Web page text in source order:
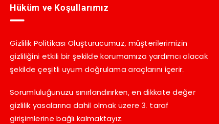
Hüküm ve Koşullarımız
Gizlilik Politikası Oluşturucumuz, müşterilerimizin
gizliliğini etkili bir şekilde korumamıza yardımcı olacak
şekilde çeşitli uyum doğrulama araçlarını içerir.
Sorumluluğunuzu sınırlandırırken, en dikkate değer
gizlilik yasalarına dahil olmak üzere 3. taraf
girişimlerine bağlı kalmaktayız.